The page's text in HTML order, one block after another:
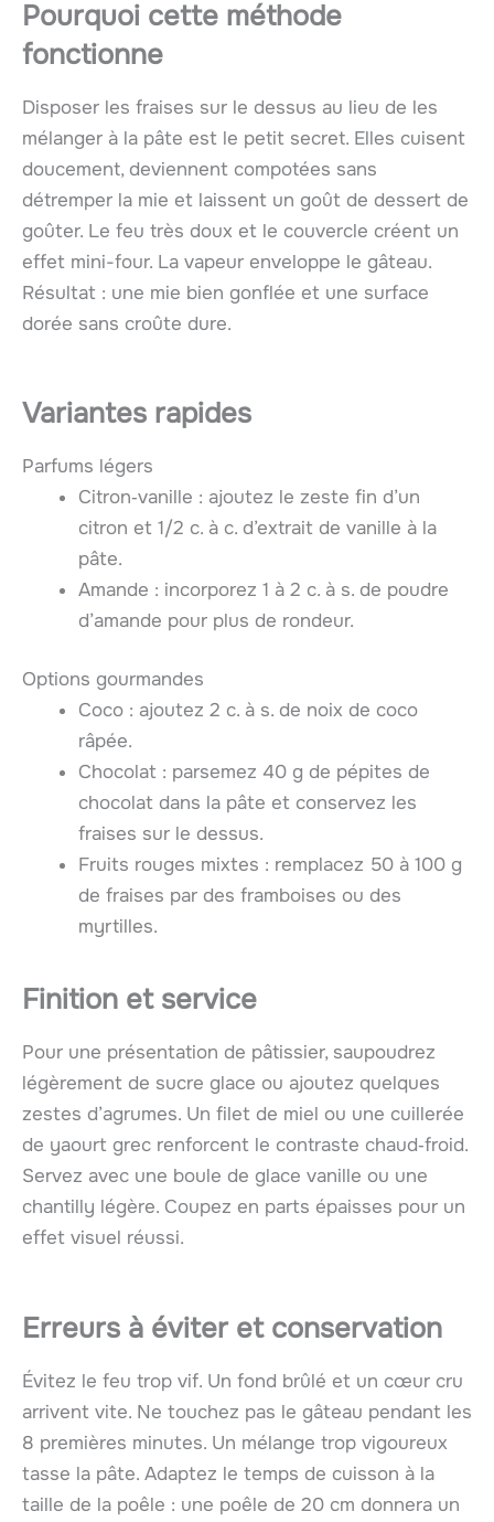
Pourquoi cette méthode
fonctionne
Disposer les fraises sur le dessus au lieu de les
mélanger à la pâte est le petit secret. Elles cuisent
doucement, deviennent compotées sans
détremper la mie et laissent un goût de dessert de
goûter. Le feu très doux et le couvercle créent un
effet mini-four. La vapeur enveloppe le gâteau.
Résultat : une mie bien gonflée et une surface
dorée sans croûte dure.
Variantes rapides
Parfums légers
Citron‑vanille : ajoutez le zeste fin d’un
citron et 1/2 c. à c. d’extrait de vanille à la
pâte.
Amande : incorporez 1 à 2 c. à s. de poudre
d’amande pour plus de rondeur.
Options gourmandes
Coco : ajoutez 2 c. à s. de noix de coco
râpée.
Chocolat : parsemez 40 g de pépites de
chocolat dans la pâte et conservez les
fraises sur le dessus.
Fruits rouges mixtes : remplacez 50 à 100 g
de fraises par des framboises ou des
myrtilles.
Finition et service
Pour une présentation de pâtissier, saupoudrez
légèrement de sucre glace ou ajoutez quelques
zestes d’agrumes. Un filet de miel ou une cuillerée
de yaourt grec renforcent le contraste chaud‑froid.
Servez avec une boule de glace vanille ou une
chantilly légère. Coupez en parts épaisses pour un
effet visuel réussi.
Erreurs à éviter et conservation
Évitez le feu trop vif. Un fond brûlé et un cœur cru
arrivent vite. Ne touchez pas le gâteau pendant les
8 premières minutes. Un mélange trop vigoureux
tasse la pâte. Adaptez le temps de cuisson à la
taille de la poêle : une poêle de 20 cm donnera un